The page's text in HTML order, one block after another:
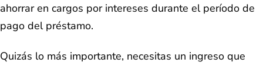
ahorrar en cargos por intereses durante el período de
pago del préstamo.
Quizás lo más importante, necesitas un ingreso que